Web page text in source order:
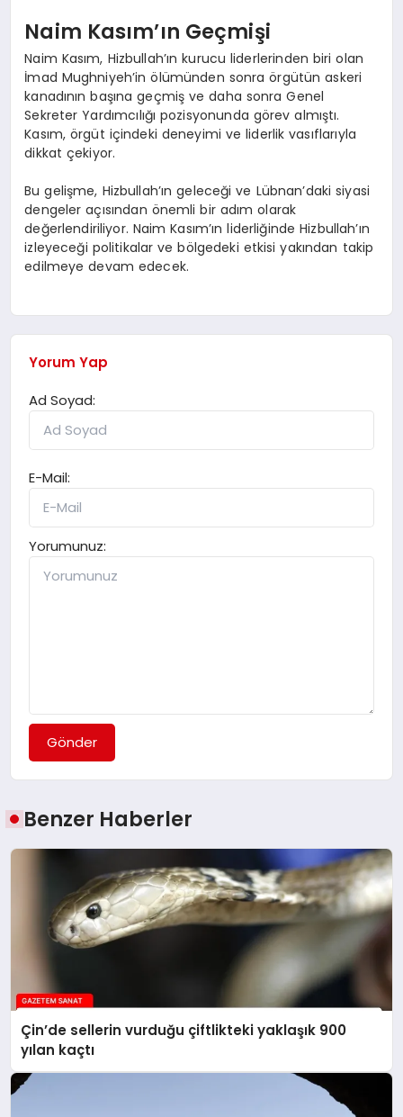
Naim Kasım’ın Geçmişi
Naim Kasım, Hizbullah’ın kurucu liderlerinden biri olan
İmad Mughniyeh’in ölümünden sonra örgütün askeri
kanadının başına geçmiş ve daha sonra Genel
Sekreter Yardımcılığı pozisyonunda görev almıştı.
Kasım, örgüt içindeki deneyimi ve liderlik vasıflarıyla
dikkat çekiyor.
Bu gelişme, Hizbullah’ın geleceği ve Lübnan’daki siyasi
dengeler açısından önemli bir adım olarak
değerlendiriliyor. Naim Kasım’ın liderliğinde Hizbullah’ın
izleyeceği politikalar ve bölgedeki etkisi yakından takip
edilmeye devam edecek.
Yorum Yap
Ad Soyad:
E-Mail:
Yorumunuz:
Gönder
Benzer Haberler
Çin’de sellerin vurduğu çiftlikteki yaklaşık 900
yılan kaçtı